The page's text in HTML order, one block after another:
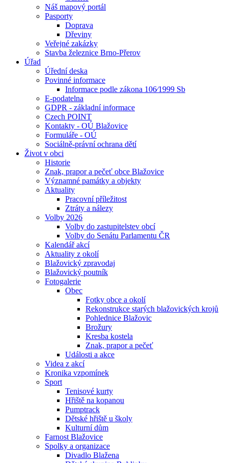
Náš mapový portál
Pasporty
Doprava
Dřeviny
Veřejné zakázky
Stavba železnice Brno-Přerov
Úřad
Úřední deska
Povinné informace
Informace podle zákona 106⁄1999 Sb
E-podatelna
GDPR - základní informace
Czech POINT
Kontakty - OÚ Blažovice
Formuláře - OÚ
Sociálně-právní ochrana dětí
Život v obci
Historie
Znak, prapor a pečeť obce Blažovice
Významné památky a objekty
Aktuality
Pracovní příležitost
Ztráty a nálezy
Volby 2026
Volby do zastupitelstev obcí
Volby do Senátu Parlamentu ČR
Kalendář akcí
Aktuality z okolí
Blažovický zpravodaj
Blažovický poutník
Fotogalerie
Obec
Fotky obce a okolí
Rekonstrukce starých blažovických krojů
Pohlednice Blažovic
Brožury
Kresba kostela
Znak, prapor a pečeť
Události a akce
Videa z akcí
Kronika vzpomínek
Sport
Tenisové kurty
Hřiště na kopanou
Pumptrack
Dětské hřiště u školy
Kulturní dům
Farnost Blažovice
Spolky a organizace
Divadlo Blažena